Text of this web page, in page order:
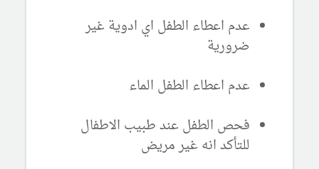
عدم اعطاء الطفل اي ادوية غير
ضرورية
عدم اعطاء الطفل الماء
فحص الطفل عند طبيب الاطفال
للتأكد انه غير مريض